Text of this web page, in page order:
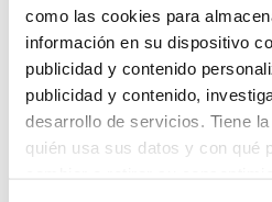
como las cookies para
información en su dispositivo
publicidad y contenido
publicidad y contenido,
desarrollo de servicios. Tiene
quién usa sus datos y con qué
Correo
Sitio web